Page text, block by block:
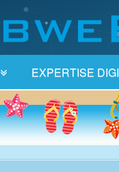
EXPERTISE